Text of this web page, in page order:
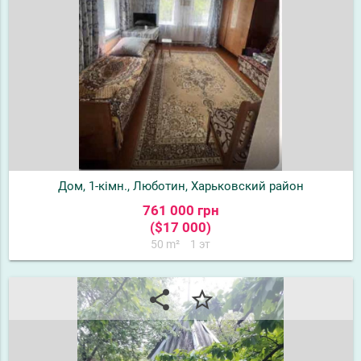
Дом, 1-кімн., Люботин, Харьковский район
761 000 грн
($17 000)
50 m² 1 эт
share star_border